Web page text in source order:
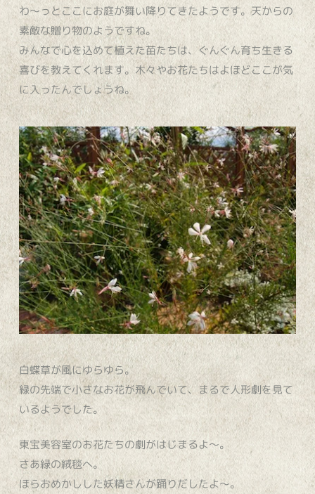
わ〜っとここにお庭が舞い降りてきたようです。天からの
素敵な贈り物のようですね。
みんなで心を込めて植えた苗たちは、ぐんぐん育ち生きる
喜びを教えてくれます。木々やお花たちはよほどここが気
に入ったんでしょうね。
白蝶草が風にゆらゆら。
緑の先端で小さなお花が飛んでいて、まるで人形劇を見て
いるようでした。
東宝美容室のお花たちの劇がはじまるよ〜。
さあ緑の絨毯へ。
ほらおめかしした妖精さんが踊りだしたよ〜。